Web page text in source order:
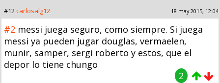
#12carlosalg12 18 may 2015, 12:04
#2 messi juega seguro, como siempre. Si juega
messi ya pueden jugar douglas, vermaelen,
munir, samper, sergi roberto y estos, que el
depor lo tiene chungo
2